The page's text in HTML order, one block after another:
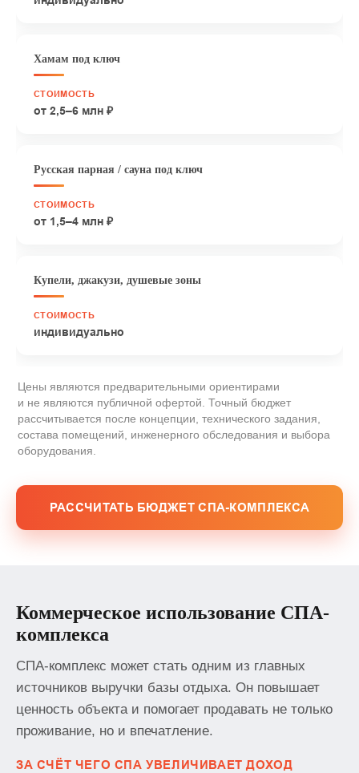
Хамам под ключ
от 2,5–6 млн ₽
Русская парная / сауна под ключ
от 1,5–4 млн ₽
Купели, джакузи, душевые зоны
индивидуально
Цены являются предварительными ориентирами
и не являются публичной офертой. Точный бюджет
рассчитывается после концепции, технического задания,
состава помещений, инженерного обследования и выбора
оборудования.
РАССЧИТАТЬ БЮДЖЕТ СПА-КОМПЛЕКСА
Коммерческое использование СПА-
комплекса
СПА-комплекс может стать одним из главных
источников выручки базы отдыха. Он повышает
ценность объекта и помогает продавать не только
проживание, но и впечатление.
ЗА СЧЁТ ЧЕГО СПА УВЕЛИЧИВАЕТ ДОХОД